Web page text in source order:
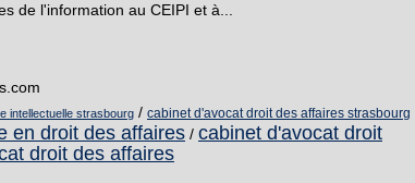
de l'information au CEIPI et à...
intellectuelle strasbourg / cabinet d'avocat droit des affaires strasbourg
en droit des affaires / cabinet d'avocat droit
droit des affaires